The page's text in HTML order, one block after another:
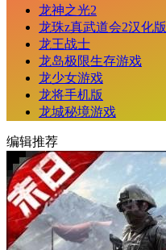
龙神之光2
龙珠z真武道会2汉化版
龙王战士
龙岛极限生存游戏
龙少女游戏
龙将手机版
龙城秘境游戏
编辑推荐